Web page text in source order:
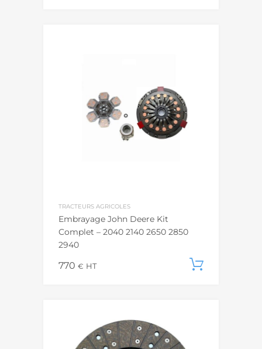
TRACTEURS AGRICOLES
Embrayage John Deere Kit
Complet – 2040 2140 2650 2850
2940
770 € HT